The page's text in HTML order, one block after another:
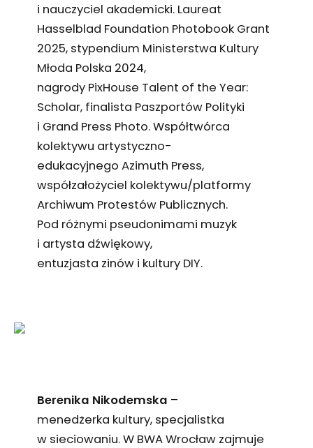
i nauczyciel akademicki. Laureat
Hasselblad Foundation Photobook Grant
2025, stypendium Ministerstwa Kultury
Młoda Polska 2024,
nagrody PixHouse Talent of the Year:
Scholar, finalista Paszportów Polityki
i Grand Press Photo. Współtwórca
kolektywu artystyczno-
edukacyjnego Azimuth Press,
współzałożyciel kolektywu/platformy
Archiwum Protestów Publicznych.
Pod różnymi pseudonimami muzyk
i artysta dźwiękowy,
entuzjasta zinów i kultury DIY.
Berenika Nikodemska –
menedżerka kultury, specjalistka
w sieciowaniu. W BWA Wrocław zajmuje